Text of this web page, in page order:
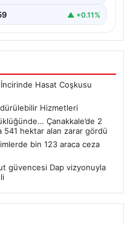
▲ +0.11%
İncirinde Hasat Coşkusu
Hizmetleri
Çanakkale’de 2
541 hektar alan zarar gördü
bin 123 araca ceza
güvencesi Dap vizyonuyla